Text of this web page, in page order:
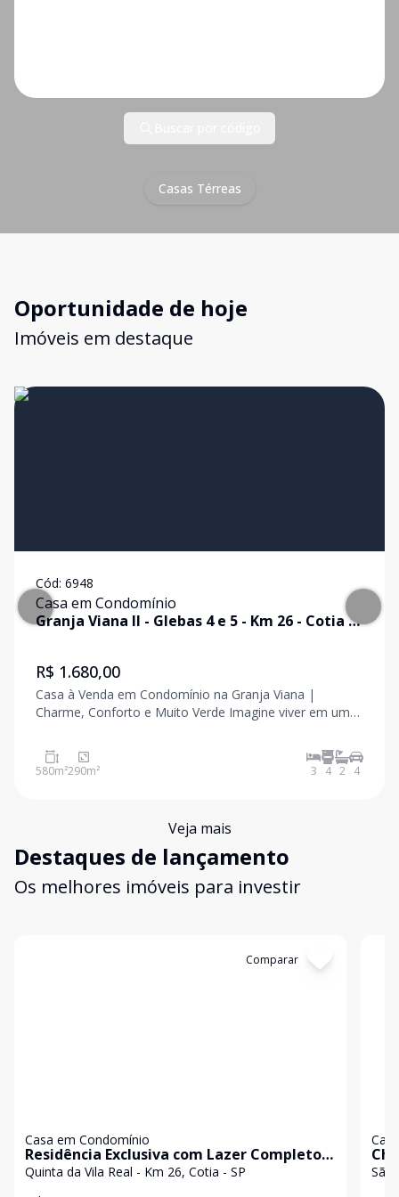
Casas Térreas
Oportunidade de hoje
Imóveis em destaque
Cód: 6948
Casa em Condomínio
Granja Viana II - Glebas 4 e 5 - Km 26 - Cotia/
R$ 1.680,00
Casa à Venda em Condomínio na Granja Viana |
Charme, Conforto e Muito Verde Imagine viver em uma
contato permanente com a natureza, em um dos
condomínios mais desejados da Granja Viana. O imóvel
580m²290m² 3 4 2 4
Veja mais
Destaques de lançamento
Os melhores imóveis para investir
Comparar
Casa em Condomínio
Residência Exclusiva com Lazer Completo
na Granja Viana!!!
Quinta da Vila Real - Km 26, Cotia - SP
no